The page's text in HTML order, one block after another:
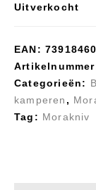
Uitverkocht
EAN:
Categorieën:
kamperen ,
Tag: Morakniv